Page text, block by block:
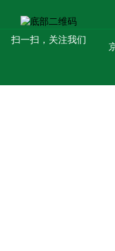
扫一扫，关注我们